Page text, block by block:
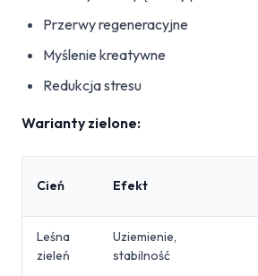
Przerwy regeneracyjne
Myślenie kreatywne
Redukcja stresu
Warianty zielone:
Cień Efekt
Leśna
zieleń
Uziemienie,
stabilność